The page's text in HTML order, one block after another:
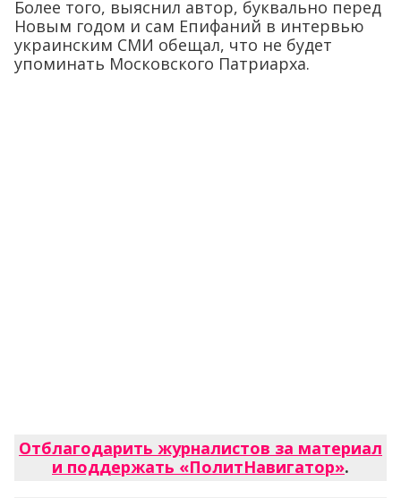
Более того, выяснил автор, буквально перед
Новым годом и сам Епифаний в интервью
украинским СМИ обещал, что не будет
упоминать Московского Патриарха.
Отблагодарить журналистов за материал
и поддержать «ПолитНавигатор».